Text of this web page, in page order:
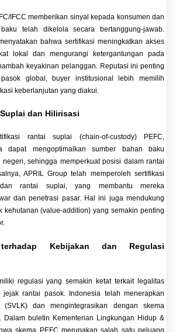
IFCC memberikan sinyal kepada konsumen dan
telah dikelola secara bertanggung-jawab.
bahwa sertifikasi meningkatkan akses
lokal dan mengurangi ketergantungan pada
keyakinan pelanggan. Reputasi ini penting
global, buyer institusional lebih memilih
keberlanjutan yang diakui.
dan Hilirisasi
rantai suplai (chain-of-custody) PEFC,
dapat mengoptimalkan sumber bahan baku
sehingga memperkuat posisi dalam rantai
APRIL Group telah memperoleh sertifikasi
rantai suplai, yang membantu mereka
dan penetrasi pasar. Hal ini juga mendukung
kehutanan (value‐addition) yang semakin penting
Kebijakan dan Regulasi
regulasi yang semakin ketat terkait legalitas
jejak rantai pasok. Indonesia telah menerapkan
dan mengintegrasikan dengan skema
Dalam buletin Kementerian Lingkungan Hidup &